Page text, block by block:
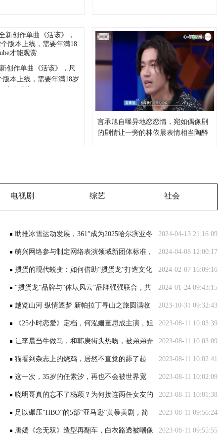
创作单曲《活该》，尺
版本上线，需要年满18岁
言承旭自曝异地恋恋情，宛如偶像剧
的剧情让一旁的林依晨表情相当陶醉
电视剧 综艺 社会
2024-04-13 21:16:09
助推冰雪运动发展，361°成为2025哈尔滨亚冬
会官方合作伙伴 2024-04-08 12:00:17
萌兴网络参与制定网络表演领域新团体标准，
推动行业健康发展 2024-02-07 16:09:16
掼蛋的现代蜕变：如何借助“掼蛋龙”打造文化
经济双赢局面 2024-01-24 09:43:15
“掼蛋龙”品牌与“体坛风云”品牌强强联合，共
同推动掼牌运动健康发展 2023-10-31 09:32:43
越览山河 纵情逐梦 新帕拉丁寻山之旅圆满收
官 2023-08-11 10:03:39
《25小时恋爱》定档，何泓姗董思成主演，姐
弟恋模式，极致甜宠 2023-08-11 10:03:09
让李晨当牛做马，和韩庚街头热吻，被弟弟弄
进医院，她才是真浪姐 2023-08-11 10:02:41
猫看到杂志上的烧鸡，居然不直觉的舔了起
来，之后一脸懵！ 2023-08-11 10:02:09
这一次，35岁的任素汐，再也不会被世界宽
容！ 2023-08-11 10:01:38
晓明哥真的忘不了杨颖？为何接连两任女友的
长相，都有杨颖的影子 2023-08-11 09:56:24
足以碾压“HBO”的5部“亚马逊”黄暴美剧，简
单粗暴、直奔主题 2023-08-11 09:55:55
唐嫣《念无双》造型再翻车，白衣路透被嘲像